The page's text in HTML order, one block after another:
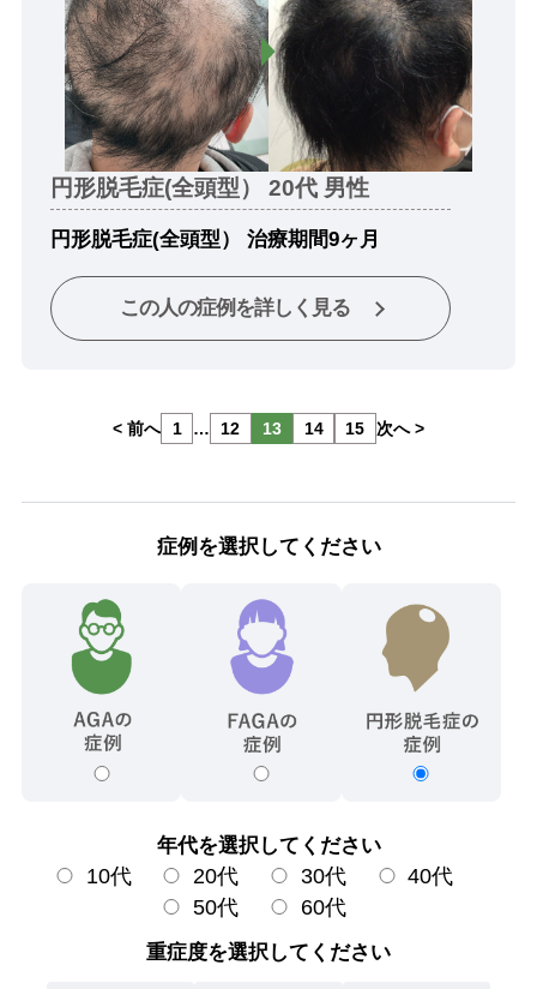
円形脱毛症(全頭型） 20代 男性
円形脱毛症(全頭型） 治療期間9ヶ月
この人の症例を詳しく見る
< 前へ 1 … 12 13 14 15 次へ >
症例を選択してください
年代を選択してください
10代 20代 30代
40代
50代
60代
重症度を選択してください